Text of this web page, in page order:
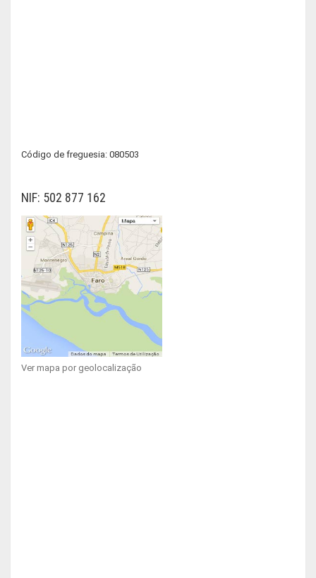
Código de freguesia: 080503
NIF: 502 877 162
Ver mapa por geolocalização